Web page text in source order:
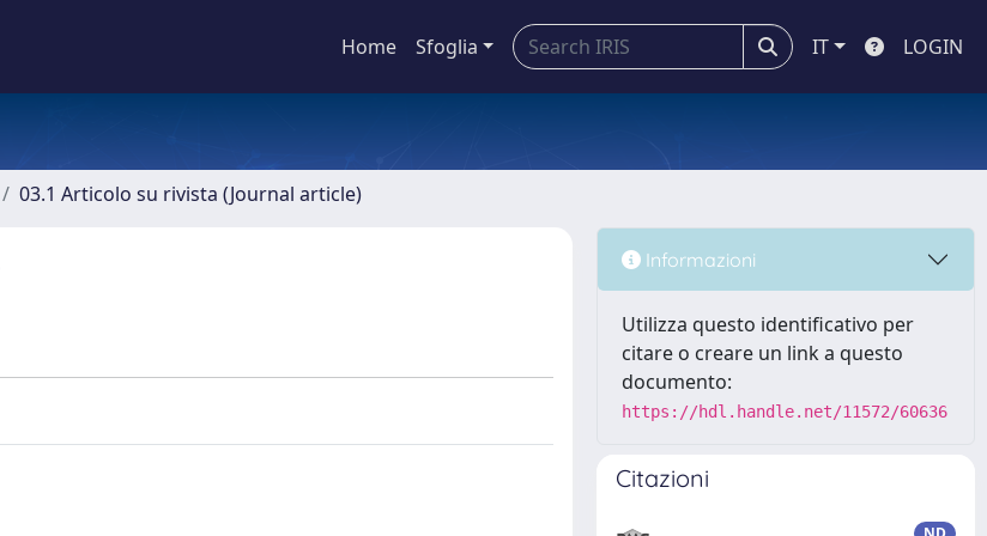
Home Sfoglia IT LOGIN
03.1 Articolo su rivista (Journal article)
Informazioni
Utilizza questo identificativo per
citare o creare un link a questo
documento:
https://hdl.handle.net/11572/60636
Citazioni